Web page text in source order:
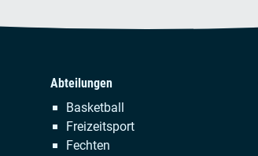
Abteilungen
Navigation
überspringen
Basketball
Freizeitsport
Fechten